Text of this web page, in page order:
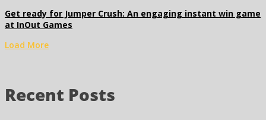
Get ready for Jumper Crush: An engaging instant win game
at InOut Games
Load More
Recent Posts